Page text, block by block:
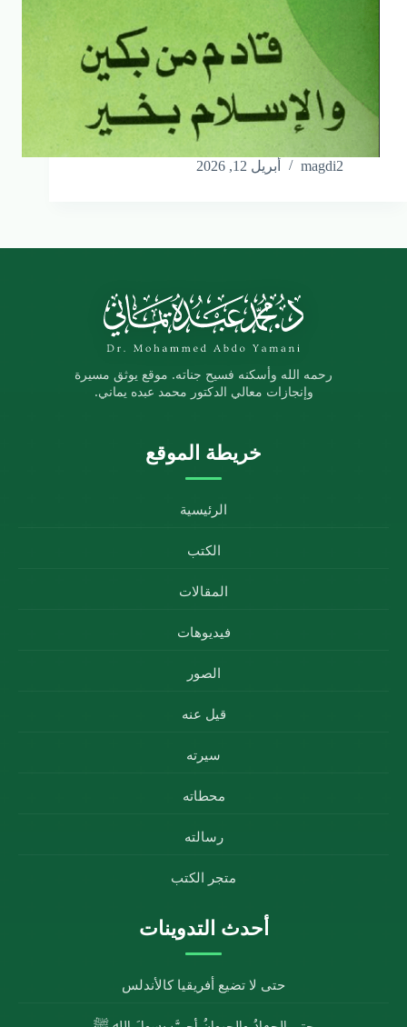
magdi2 أبريل 12, 2026
رحمه الله وأسكنه فسيح جناته. موقع يوثق مسيرة
وإنجازات معالي الدكتور محمد عبده يماني.
خريطة الموقع
الرئيسية
الكتب
المقالات
فيديوهات
الصور
قيل عنه
سيرته
محطاته
رسالته
متجر الكتب
أحدث التدوينات
حتى لا تضيع أفريقيا كالأندلس